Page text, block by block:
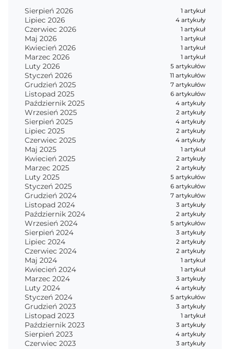
Sierpień 2026 1 artykuł
Lipiec 2026 4 artykuły
Czerwiec 2026 1 artykuł
Maj 2026 1 artykuł
Kwiecień 2026 1 artykuł
Marzec 2026 1 artykuł
Luty 2026 5 artykułów
Styczeń 2026 11 artykułów
Grudzień 2025 7 artykułów
Listopad 2025 6 artykułów
Październik 2025 4 artykuły
Wrzesień 2025 2 artykuły
Sierpień 2025 4 artykuły
Lipiec 2025 2 artykuły
Czerwiec 2025 4 artykuły
Maj 2025 1 artykuł
Kwiecień 2025 2 artykuły
Marzec 2025 2 artykuły
Luty 2025 5 artykułów
Styczeń 2025 6 artykułów
Grudzień 2024 7 artykułów
Listopad 2024 3 artykuły
Październik 2024 2 artykuły
Wrzesień 2024 5 artykułów
Sierpień 2024 3 artykuły
Lipiec 2024 2 artykuły
Czerwiec 2024 2 artykuły
Maj 2024 1 artykuł
Kwiecień 2024 1 artykuł
Marzec 2024 3 artykuły
Luty 2024 4 artykuły
Styczeń 2024 5 artykułów
Grudzień 2023 3 artykuły
Listopad 2023 1 artykuł
Październik 2023 3 artykuły
Sierpień 2023 4 artykuły
Czerwiec 2023 3 artykuły